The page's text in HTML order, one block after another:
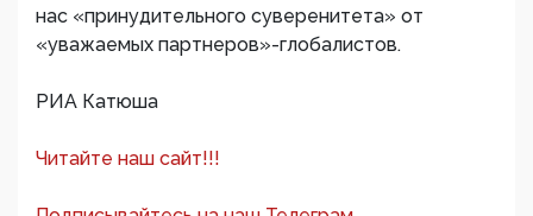
нас «принудительного суверенитета» от
«уважаемых партнеров»-глобалистов.
РИА Катюша
Читайте наш сайт!!!